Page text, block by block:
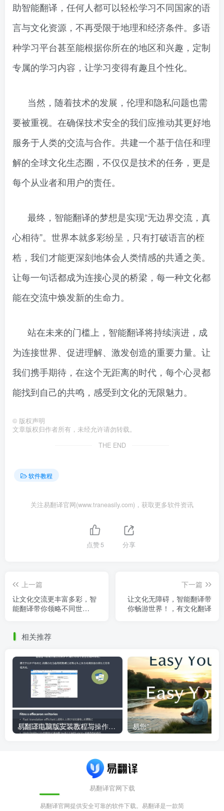
助智能翻译，任何人都可以轻松学习不同国家的语
言与文化资源，不再受限于地理和经济条件。多语
种学习平台甚至能根据你所在的地区和兴趣，定制
专属的学习内容，让学习变得有趣且个性化。
当然，随着技术的发展，伦理和隐私问题也需
要被重视。在确保技术安全的我们应推动其更好地
服务于人类的交流与合作。共建一个基于信任和理
解的全球文化生态圈，不仅仅是技术的任务，更是
每个从业者和用户的责任。
最终，智能翻译的梦想是实现“无边界交流，真
心相待”。世界本就多彩纷呈，只有打破语言的桎
梏，我们才能更深刻地体会人类情感的共通之美。
让每一句话都成为连接心灵的桥梁，每一种文化都
能在交流中焕发新的生命力。
站在未来的门槛上，智能翻译将持续演进，成
为连接世界、促进理解、激发创造的重要力量。让
我们携手期待，在这个无距离的时代，每个心灵都
能找到自己的共鸣，感受到文化的无限魅力。
© 版权声明
文章版权归作者所有，未经允许请勿转载。
THE END
软件教程
关注易翻译官网(www.traneasily.com)，获取更多软件资讯
点赞5 分享
上一篇
让文化交流更丰富多彩，智
能翻译带你领略不同世
下一篇
让文化无障碍，智能翻译带
你畅游世界！，有文化翻译
相关推荐
易翻译电脑版安装教程与操作指南 易您”。
易翻译官网下载
易翻译官网提供安全可靠的软件下载。易翻译是一款简